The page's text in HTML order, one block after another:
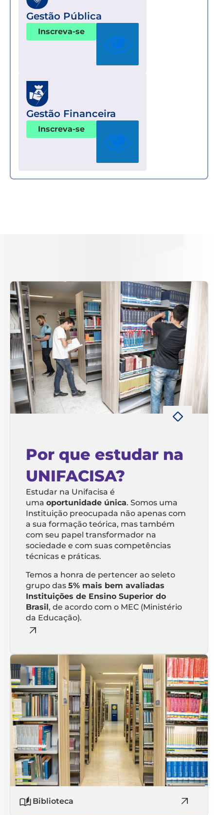
Gestão Pública
Inscreva-se
Gestão Financeira
Inscreva-se
Por que estudar na
UNIFACISA?
Estudar na Unifacisa é
uma oportunidade única. Somos uma
Instituição preocupada não apenas com
a sua formação teórica, mas também
com seu papel transformador na
sociedade e com suas competências
técnicas e práticas.
Temos a honra de pertencer ao seleto
grupo das 5% mais bem avaliadas
Instituições de Ensino Superior do
Brasil, de acordo com o MEC (Ministério
da Educação).
Biblioteca